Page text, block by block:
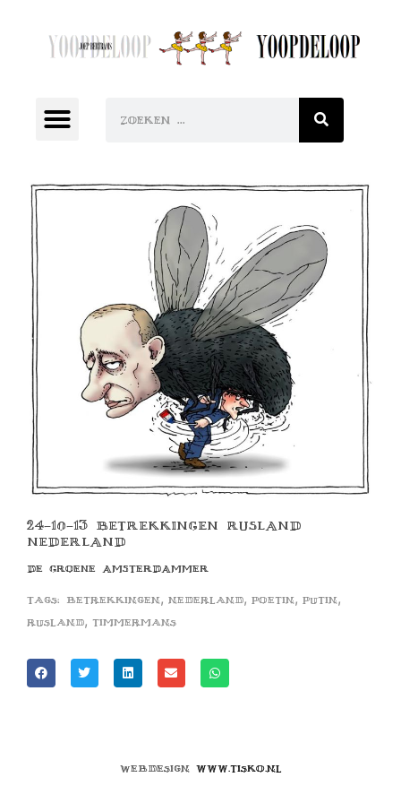
24-10-13 BETREKKINGEN RUSLAND
NEDERLAND
DE GROENE AMSTERDAMMER
Tags: betrekkingen, nederland, poetin, putin,
rusland, timmermans
Webdesign www.tisko.nl